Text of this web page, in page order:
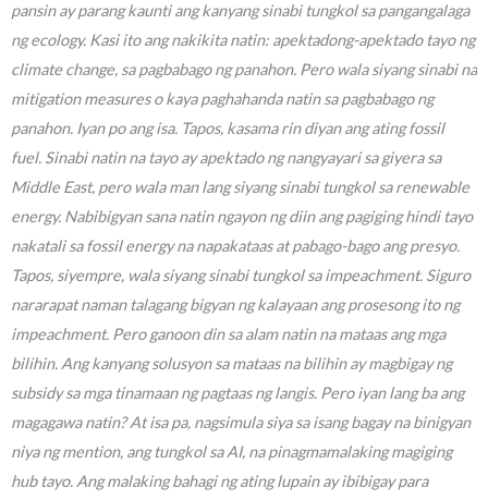
pansin ay parang kaunti ang kanyang sinabi tungkol sa pangangalaga
ng ecology. Kasi ito ang nakikita natin: apektadong-apektado tayo ng
climate change, sa pagbabago ng panahon. Pero wala siyang sinabi na
mitigation measures o kaya paghahanda natin sa pagbabago ng
panahon. Iyan po ang isa. Tapos, kasama rin diyan ang ating fossil
fuel. Sinabi natin na tayo ay apektado ng nangyayari sa giyera sa
Middle East, pero wala man lang siyang sinabi tungkol sa renewable
energy. Nabibigyan sana natin ngayon ng diin ang pagiging hindi tayo
nakatali sa fossil energy na napakataas at pabago-bago ang presyo.
Tapos, siyempre, wala siyang sinabi tungkol sa impeachment. Siguro
nararapat naman talagang bigyan ng kalayaan ang prosesong ito ng
impeachment. Pero ganoon din sa alam natin na mataas ang mga
bilihin. Ang kanyang solusyon sa mataas na bilihin ay magbigay ng
subsidy sa mga tinamaan ng pagtaas ng langis. Pero iyan lang ba ang
magagawa natin? At isa pa, nagsimula siya sa isang bagay na binigyan
niya ng mention, ang tungkol sa AI, na pinagmamalaking magiging
hub tayo. Ang malaking bahagi ng ating lupain ay ibibigay para